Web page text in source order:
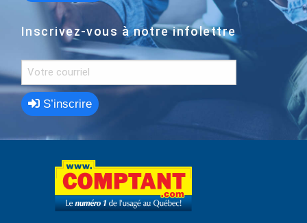
Inscrivez-vous à notre infolettre
S’inscrire